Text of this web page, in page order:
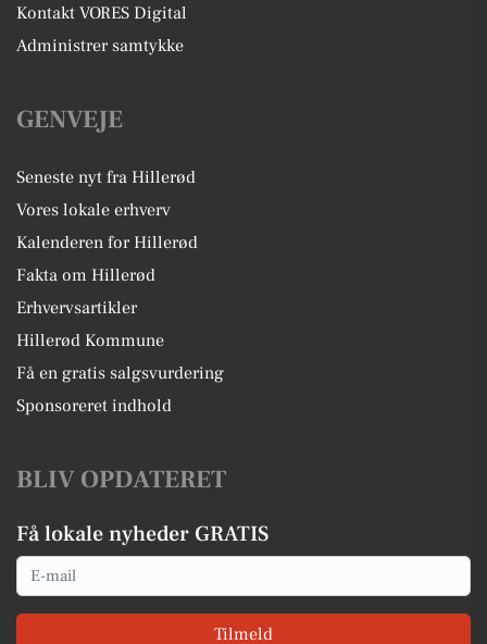
Kontakt VORES Digital
Administrer samtykke
GENVEJE
Seneste nyt fra Hillerød
Vores lokale erhverv
Kalenderen for Hillerød
Fakta om Hillerød
Erhvervsartikler
Hillerød Kommune
Få en gratis salgsvurdering
Sponsoreret indhold
BLIV OPDATERET
Få lokale nyheder GRATIS
Email
Tilmeld